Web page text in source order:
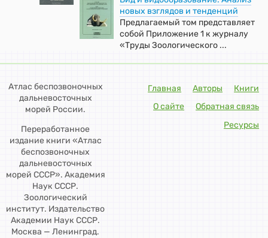
новых взглядов и тенденций
Предлагаемый том представляет
собой Приложение 1 к журналу
«Труды Зоологического ...
Атлас беспозвоночных
дальневосточных
морей России.
Переработанное
издание книги «Атлас
беспозвоночных
дальневосточных
морей СССР». Академия
Наук СССР.
Зоологический
институт. Издательство
Академии Наук СССР.
Москва — Ленинград.
Главная Авторы
Книги
О сайте
Обратная связь
Ресурсы